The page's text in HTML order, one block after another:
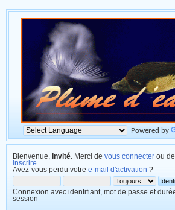
Powered by
Bienvenue, Invité . Merci de vous connecter ou de
inscrire
Avez-vous perdu votre e-mail d'activation ?
Connexion avec identifiant, mot de passe et
session